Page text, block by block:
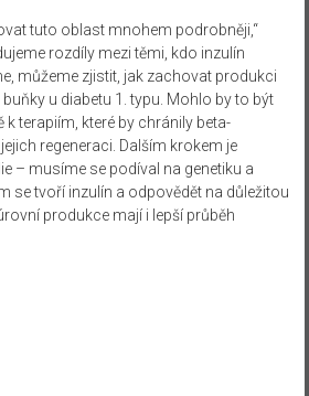
tuto oblast mnohem podrobněji,“
rozdíly mezi těmi, kdo inzulín
můžeme zjistit, jak zachovat produkci
u diabetu 1. typu. Mohlo by to být
terapiím, které by chránily beta-
regeneraci. Dalším krokem je
– musíme se podíval na genetiku a
se tvoří inzulín a odpovědět na důležitou
produkce mají i lepší průběh